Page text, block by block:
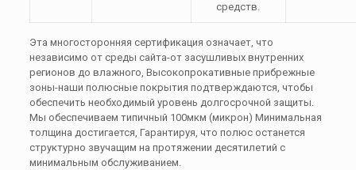
средств.
Эта многосторонняя сертификация означает, что
независимо от среды сайта-от засушливых внутренних
регионов до влажного, Высокопрокативные прибрежные
зоны-наши полюсные покрытия подтверждаются, чтобы
обеспечить необходимый уровень долгосрочной защиты.
Мы обеспечиваем типичный 100мкм (микрон) Минимальная
толщина достигается, Гарантируя, что полюс останется
структурно звучащим на протяжении десятилетий с
минимальным обслуживанием.